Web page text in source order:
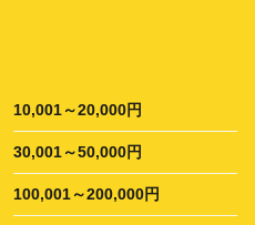
10,001～20,000円
30,001～50,000円
100,001～200,000円